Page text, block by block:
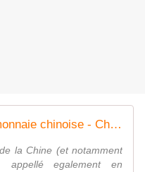
Yuan ou Renminbi (RMB), monnaie chinoise - Chine Informations
la Chine (et notamment
appellé egalement en